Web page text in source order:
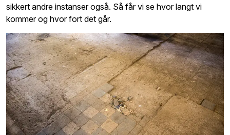
sikkert andre instanser også. Så får vi se hvor langt vi
kommer og hvor fort det går.